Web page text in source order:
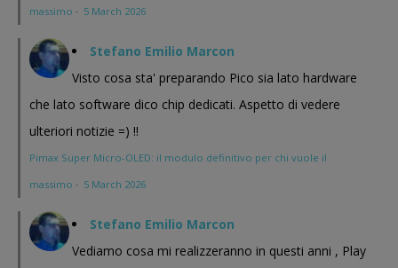
massimo · 5 March 2026
Stefano Emilio Marcon
Visto cosa sta' preparando Pico sia lato hardware
che lato software dico chip dedicati. Aspetto di vedere
ulteriori notizie =) !!
Pimax Super Micro-OLED: il modulo definitivo per chi vuole il
massimo · 5 March 2026
Stefano Emilio Marcon
Vediamo cosa mi realizzeranno in questi anni , Play